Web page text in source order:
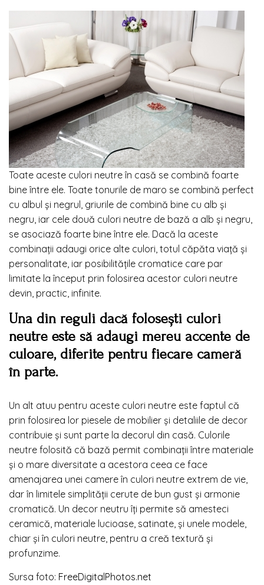
Toate aceste culori neutre în casă se combină foarte
bine între ele. Toate tonurile de maro se combină perfect
cu albul și negrul, griurile de combină bine cu alb și
negru, iar cele două culori neutre de bază a alb și negru,
se asociază foarte bine între ele. Dacă la aceste
combinații adaugi orice alte culori, totul căpăta viață și
personalitate, iar posibilitățile cromatice care par
limitate la început prin folosirea acestor culori neutre
devin, practic, infinite.
Una din reguli dacă folosești culori
neutre este să adaugi mereu accente de
culoare, diferite pentru fiecare cameră
în parte.
Un alt atuu pentru aceste culori neutre este faptul că
prin folosirea lor piesele de mobilier și detaliile de decor
contribuie și sunt parte la decorul din casă. Culorile
neutre folosită că bază permit combinații între materiale
și o mare diversitate a acestora ceea ce face
amenajarea unei camere în culori neutre extrem de vie,
dar în limitele simplității cerute de bun gust și armonie
cromatică. Un decor neutru îți permite să amesteci
ceramică, materiale lucioase, satinate, și unele modele,
chiar și în culori neutre, pentru a creă textură și
profunzime.
Sursa foto: FreeDigitalPhotos.net